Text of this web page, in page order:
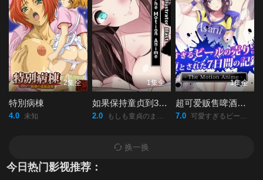
2集全
特別病棟
4.0 未知
1集全
如果保持童贞到30岁的话貌似可以成为魔法使
2.0 もしも童貞のまま30歳を迎えると魔法使いになれるとしたら/
1集全
超可爱贩售啤酒女孩堕落七日记
7.0 可愛すぎるビールの売り子が堕とされた7日間の記録/
换一换
今日热门影视推荐：